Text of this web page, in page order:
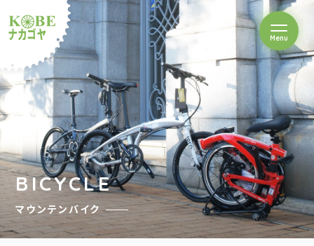
ルショップナカゴヤ
Menuを開閉
BICYCLE
マウンテンバイク